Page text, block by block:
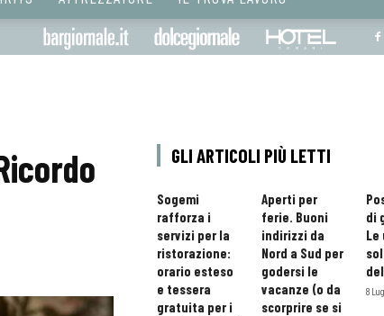
Bargiornale dolcegiornale
GLI ARTICOLI PIÙ LETTI
Sogemi
rafforza i
servizi per la
ristorazione:
orario esteso
e tessera
gratuita per i
Aperti per
ferie. Buoni
indirizzi da
Nord a Sud per
godersi le
vacanze (o da
scorprire se si
di
Le
8